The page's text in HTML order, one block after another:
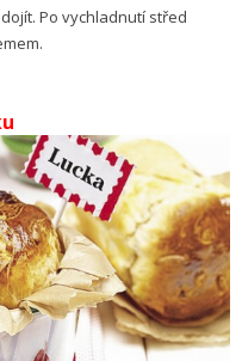
Po vychladnutí střed